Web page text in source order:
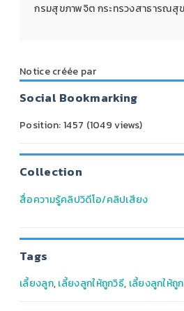
กรมสุขภาพจิต กระทรวงสาธารณสุข
Notice créée par
Social Bookmarking
Position:1457 (1049views)
Collection
สื่อความรู้คลิปวิดีโอ/คลิปเสียง
Tags
เลี้ยงลูก,เลี้ยงลูกให้ถูกวิธี, เลี้ยงลูกให้ถู